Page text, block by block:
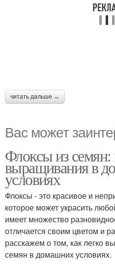
читать дальше →
Вас может
Флоксы из семян:
выращивания в
условиях
Флоксы - это красивое и
которое может украсить
имеет множество
отличается своим цветом и
расскажем о том, как легко
семян в домашних условиях.